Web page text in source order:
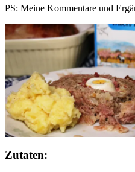
PS: Meine Kommentare und
Zutaten: